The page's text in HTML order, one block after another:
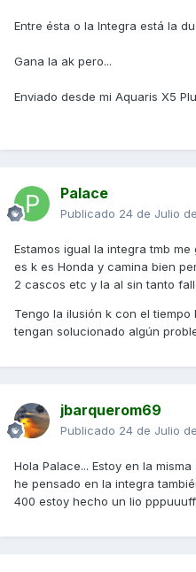
Entre ésta o la Integra está la
Gana la ak pero...
Enviado desde mi Aquaris X5
Palace
Publicado 24 de Julio
Estamos igual la integra tmb
es k es Honda y camina bien
2 cascos etc y la al sin tanto
Tengo la ilusión k con el
tengan solucionado algún
jbarquerom69
Publicado 24 de Julio
Hola Palace... Estoy en la
he pensado en la integra
400 estoy hecho un lio